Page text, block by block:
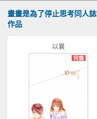
畫畫是為了停止思考同人誌
作品
以襄